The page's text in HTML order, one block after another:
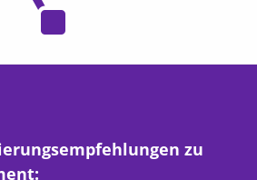
zu